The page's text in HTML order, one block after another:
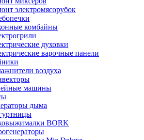
электромясорубок
комбайны
духовки
варочные панели
воздуха
машины
дыма
BORK